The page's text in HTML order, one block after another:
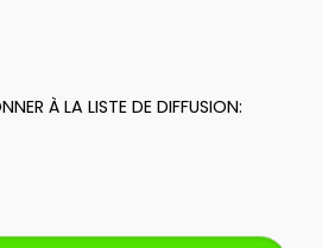
À LA LISTE DE DIFFUSION: